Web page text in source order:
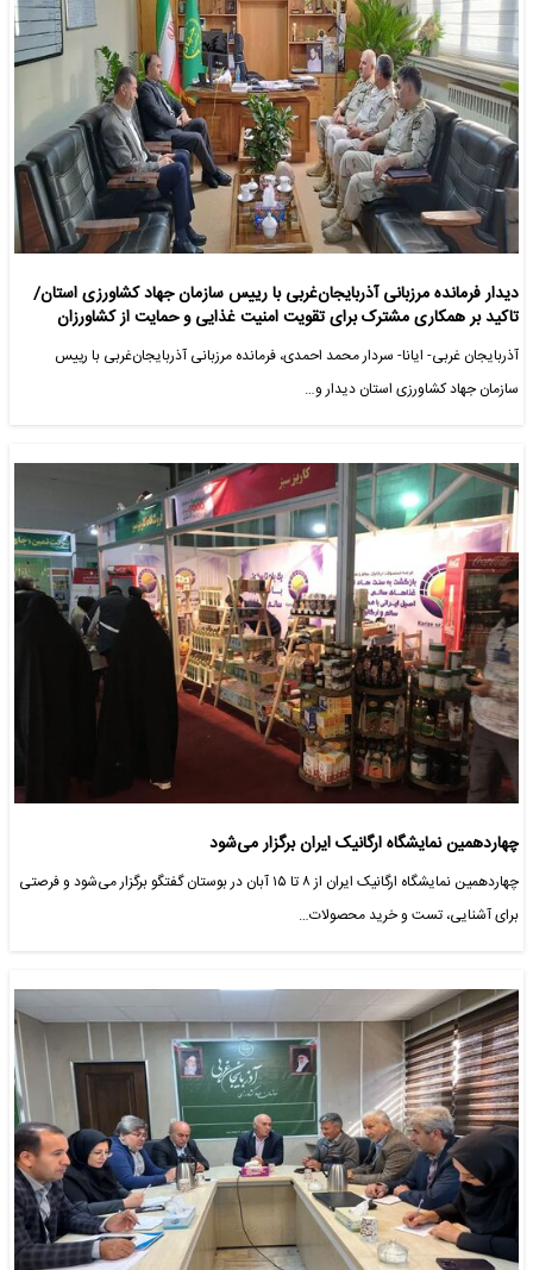
دیدار فرمانده مرزبانی آذربایجان‌غربی با رییس سازمان جهاد کشاورزی استان/
تاکید بر همکاری مشترک برای تقویت امنیت غذایی و حمایت از کشاورزان
آذربایجان غربی- ایانا- سردار محمد احمدی، فرمانده مرزبانی آذربایجان‌غربی با رییس
سازمان جهاد کشاورزی استان دیدار و…
چهاردهمین نمایشگاه ارگانیک ایران برگزار می‌شود
چهاردهمین نمایشگاه ارگانیک ایران از ۸ تا ۱۵ آبان در بوستان گفتگو برگزار می‌شود و فرصتی
برای آشنایی، تست و خرید محصولات…